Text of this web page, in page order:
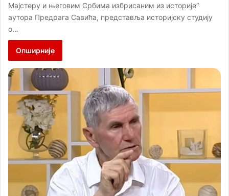
Мајстеру и његовим Србима избрисаним из историје“
аутора Предрага Савића, представља историјску студију
о…
Опширније